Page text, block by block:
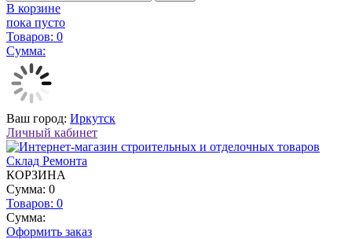
В корзине
пока пусто
Товаров: 0
Сумма:
Ваш город: Иркутск
Личный кабинет
КОРЗИНА
Сумма: 0
Товаров: 0
Сумма:
Оформить заказ